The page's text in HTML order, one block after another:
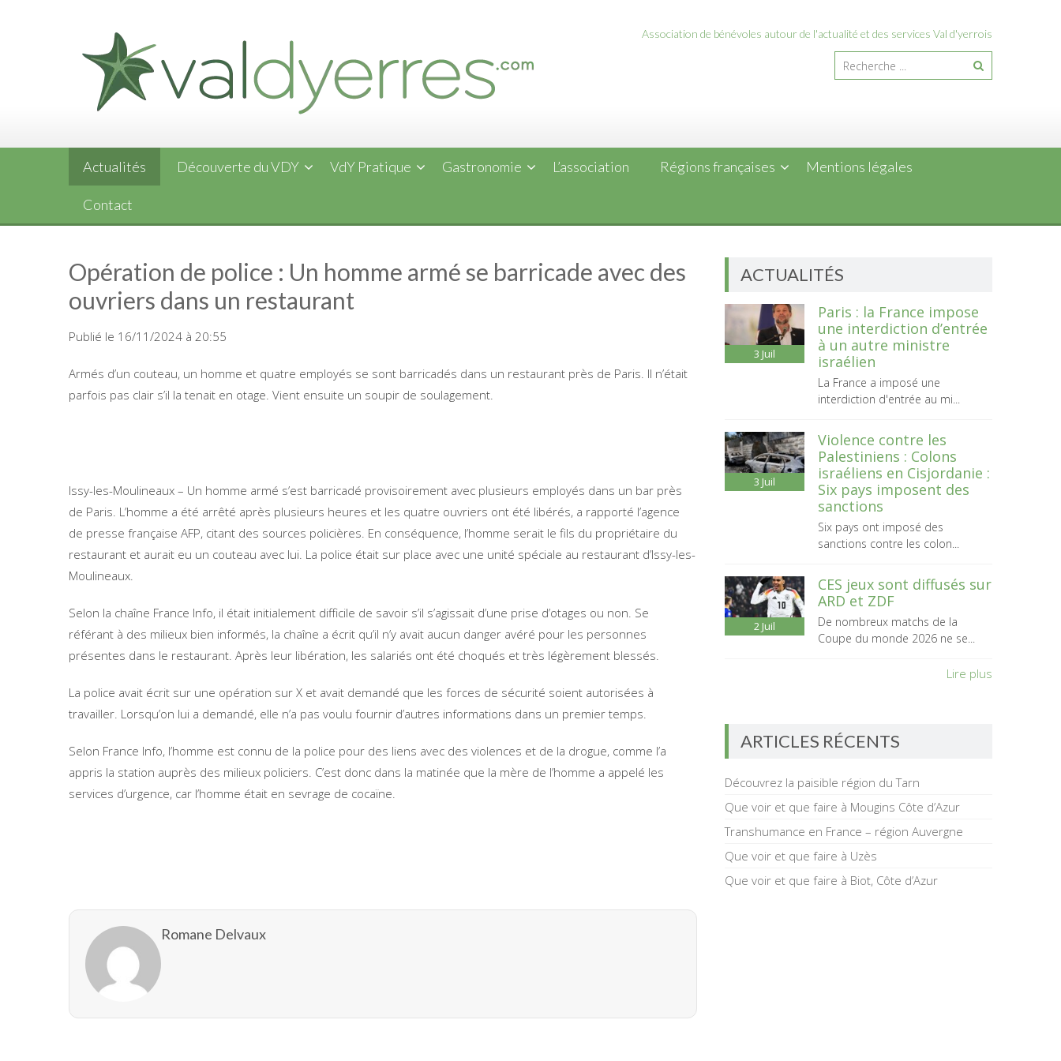
Association de bénévoles autour de l'actualité et des services Val d'yerrois
Actualités Découverte du VDY VdY Pratique Gastronomie L’association Régions françaises Mentions légales
Contact
Opération de police : Un homme armé se barricade avec des
ouvriers dans un restaurant
Publié le 16/11/2024 à 20:55
Armés d’un couteau, un homme et quatre employés se sont barricadés dans un restaurant près de Paris. Il n’était
parfois pas clair s’il la tenait en otage. Vient ensuite un soupir de soulagement.
Issy-les-Moulineaux – Un homme armé s’est barricadé provisoirement avec plusieurs employés dans un bar près
de Paris. L’homme a été arrêté après plusieurs heures et les quatre ouvriers ont été libérés, a rapporté l’agence
de presse française AFP, citant des sources policières. En conséquence, l’homme serait le fils du propriétaire du
restaurant et aurait eu un couteau avec lui. La police était sur place avec une unité spéciale au restaurant d’Issy-les-
Moulineaux.
Selon la chaîne France Info, il était initialement difficile de savoir s’il s’agissait d’une prise d’otages ou non. Se
référant à des milieux bien informés, la chaîne a écrit qu’il n’y avait aucun danger avéré pour les personnes
présentes dans le restaurant. Après leur libération, les salariés ont été choqués et très légèrement blessés.
La police avait écrit sur une opération sur X et avait demandé que les forces de sécurité soient autorisées à
travailler. Lorsqu’on lui a demandé, elle n’a pas voulu fournir d’autres informations dans un premier temps.
Selon France Info, l’homme est connu de la police pour des liens avec des violences et de la drogue, comme l’a
appris la station auprès des milieux policiers. C’est donc dans la matinée que la mère de l’homme a appelé les
services d’urgence, car l’homme était en sevrage de cocaïne.
Romane Delvaux
ACTUALITÉS
3 Juil
Paris : la France impose
une interdiction d’entrée
à un autre ministre
israélien
La France a imposé une
interdiction d'entrée au mi...
3 Juil
Violence contre les
Palestiniens : Colons
israéliens en Cisjordanie :
Six pays imposent des
sanctions
Six pays ont imposé des
sanctions contre les colon...
2 Juil
CES jeux sont diffusés sur
ARD et ZDF
De nombreux matchs de la
Coupe du monde 2026 ne se...
Lire plus
ARTICLES RÉCENTS
Découvrez la paisible région du Tarn
Que voir et que faire à Mougins Côte d’Azur
Transhumance en France – région Auvergne
Que voir et que faire à Uzès
Que voir et que faire à Biot, Côte d’Azur